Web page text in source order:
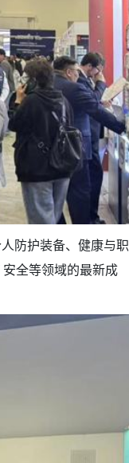
防护装备、健康与职
全等领域的最新成